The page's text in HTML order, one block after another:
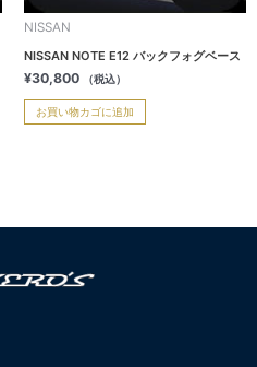
NISSAN
NISSAN NOTE E12 バックフォグベース
¥30,800 （税込）
お買い物カゴに追加